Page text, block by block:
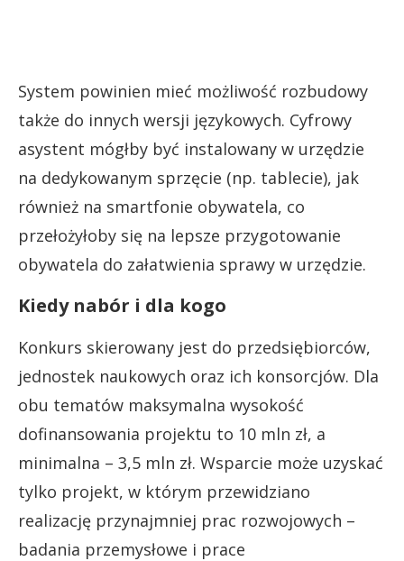
System powinien mieć możliwość rozbudowy
także do innych wersji językowych. Cyfrowy
asystent mógłby być instalowany w urzędzie
na dedykowanym sprzęcie (np. tablecie), jak
również na smartfonie obywatela, co
przełożyłoby się na lepsze przygotowanie
obywatela do załatwienia sprawy w urzędzie.
Kiedy nabór i dla kogo
Konkurs skierowany jest do przedsiębiorców,
jednostek naukowych oraz ich konsorcjów. Dla
obu tematów maksymalna wysokość
dofinansowania projektu to 10 mln zł, a
minimalna – 3,5 mln zł. Wsparcie może uzyskać
tylko projekt, w którym przewidziano
realizację przynajmniej prac rozwojowych –
badania przemysłowe i prace